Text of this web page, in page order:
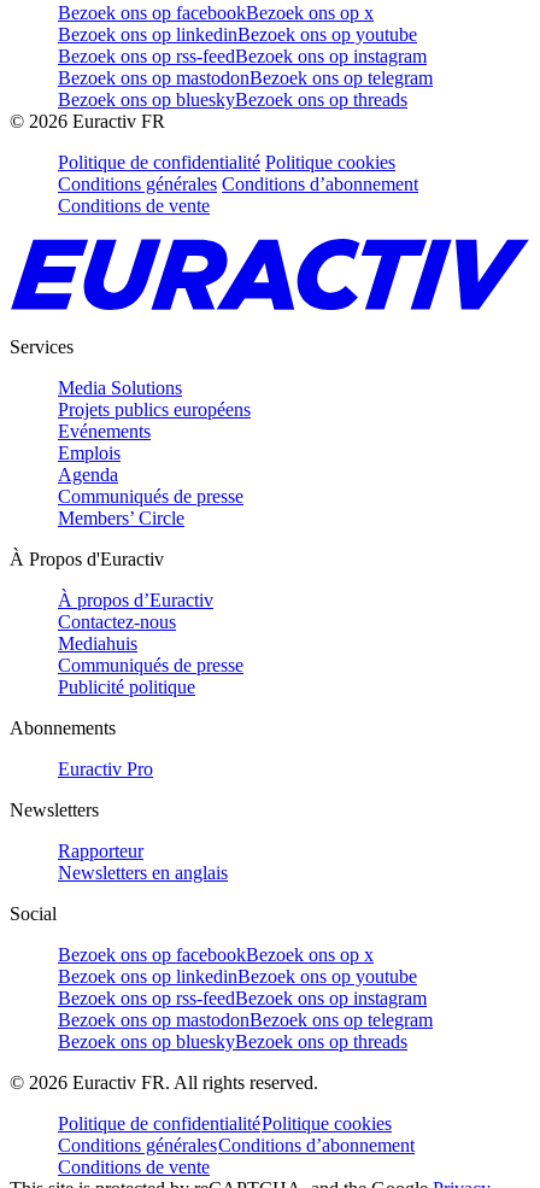
Bezoek ons op facebookBezoek ons op x
Bezoek ons op linkedinBezoek ons op youtube
Bezoek ons op rss-feedBezoek ons op instagram
Bezoek ons op mastodonBezoek ons op telegram
Bezoek ons op blueskyBezoek ons op threads
© 2026 Euractiv FR
Politique de confidentialité Politique cookies
Conditions générales Conditions d’abonnement
Conditions de vente
Services
Media Solutions
Projets publics européens
Evénements
Emplois
Agenda
Communiqués de presse
Members’ Circle
À Propos d'Euractiv
À propos d’Euractiv
Contactez-nous
Mediahuis
Communiqués de presse
Publicité politique
Abonnements
Euractiv Pro
Newsletters
Rapporteur
Newsletters en anglais
Social
Bezoek ons op facebookBezoek ons op x
Bezoek ons op linkedinBezoek ons op youtube
Bezoek ons op rss-feedBezoek ons op instagram
Bezoek ons op mastodonBezoek ons op telegram
Bezoek ons op blueskyBezoek ons op threads
© 2026 Euractiv FR. All rights reserved.
Politique de confidentialitéPolitique cookies
Conditions généralesConditions d’abonnement
Conditions de vente